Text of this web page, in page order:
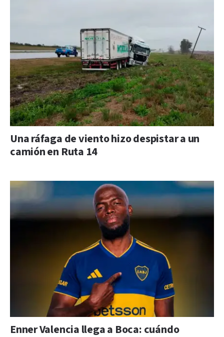
Una ráfaga de viento hizo despistar a un
camión en Ruta 14
Enner Valencia llega a Boca: cuándo